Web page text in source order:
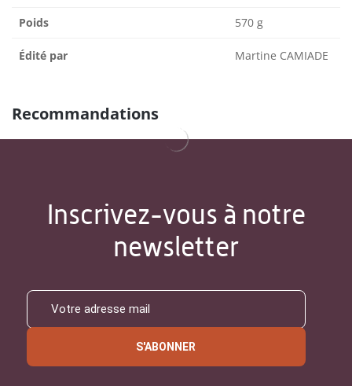
Poids 570 g
Édité par Martine CAMIADE
Recommandations
Inscrivez-vous à notre
newsletter
S'ABONNER